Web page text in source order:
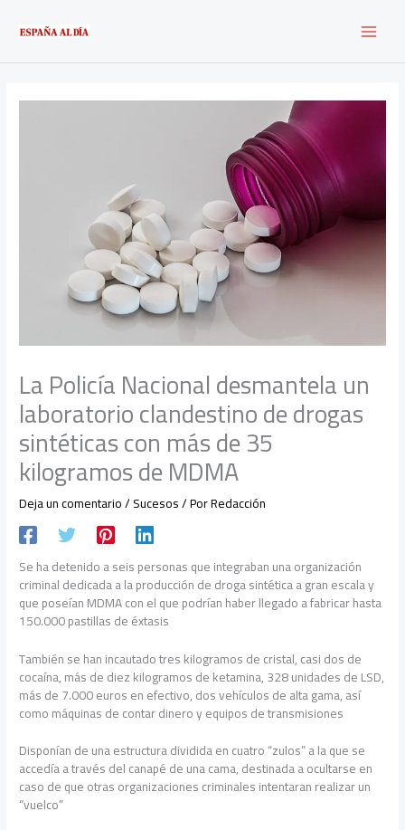
contenido
La Policía Nacional desmantela un
laboratorio clandestino de drogas
sintéticas con más de 35
kilogramos de MDMA
Deja un comentario/Sucesos/ PorRedacción
Se ha detenido a seis personas que integraban una organización
criminal dedicada a la producción de droga sintética a gran escala y
que poseían MDMA con el que podrían haber llegado a fabricar hasta
150.000 pastillas de éxtasis
También se han incautado tres kilogramos de cristal, casi dos de
cocaína, más de diez kilogramos de ketamina, 328 unidades de LSD,
más de 7.000 euros en efectivo, dos vehículos de alta gama, así
como máquinas de contar dinero y equipos de transmisiones
Disponían de una estructura dividida en cuatro “zulos” a la que se
accedía a través del canapé de una cama, destinada a ocultarse en
caso de que otras organizaciones criminales intentaran realizar un
“vuelco”